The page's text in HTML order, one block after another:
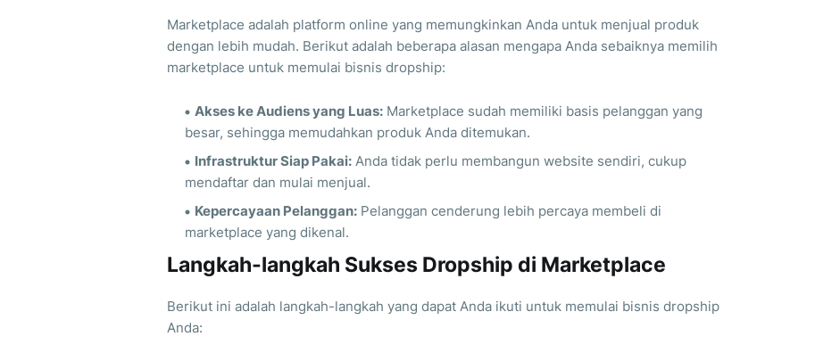
Marketplace adalah platform online yang memungkinkan Anda untuk menjual produk
dengan lebih mudah. Berikut adalah beberapa alasan mengapa Anda sebaiknya memilih
marketplace untuk memulai bisnis dropship:
Akses ke Audiens yang Luas: Marketplace sudah memiliki basis pelanggan yang
besar, sehingga memudahkan produk Anda ditemukan.
Infrastruktur Siap Pakai: Anda tidak perlu membangun website sendiri, cukup
mendaftar dan mulai menjual.
Kepercayaan Pelanggan: Pelanggan cenderung lebih percaya membeli di
marketplace yang dikenal.
Langkah-langkah Sukses Dropship di Marketplace
Berikut ini adalah langkah-langkah yang dapat Anda ikuti untuk memulai bisnis dropship
Anda: